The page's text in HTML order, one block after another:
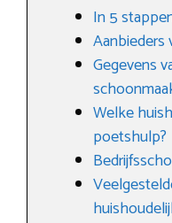
In 5
Gegevens
Welke
poetshulp?